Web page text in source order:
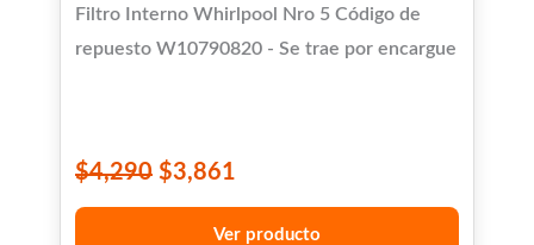
Filtro Interno Whirlpool Nro 5 Código de
repuesto W10790820 - Se trae por encargue
$4,290 $3,861
Ver producto